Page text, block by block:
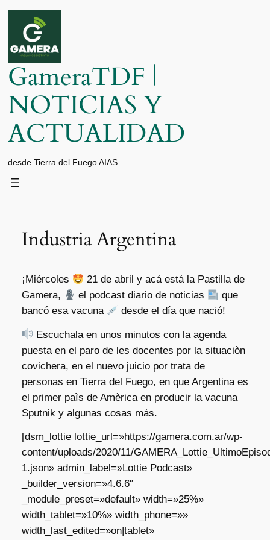
Saltar
contenido
GameraTDF |
NOTICIAS Y
ACTUALIDAD
desde Tierra del Fuego AIAS
Industria Argentina
¡Miércoles
21 de abril y acá está la Pastilla de
Gamera,
el podcast diario de noticias
que
bancó esa vacuna
desde el día que nació!
Escuchala en unos minutos con la agenda
puesta en el paro de les docentes por la situaciòn
covichera, en el nuevo juicio por trata de
personas en Tierra del Fuego, en que Argentina es
el primer paìs de Amèrica en producir la vacuna
Sputnik y algunas cosas más.
[dsm_lottie lottie_url=»https://gamera.com.ar/wp-
content/uploads/2020/11/
1.json» admin_label=»Lottie Podcast»
_builder_version=»4.6.6″
_module_preset=»default» width=»25%»
width_tablet=»10%» width_phone=»»
width_last_edited=»on|tablet»